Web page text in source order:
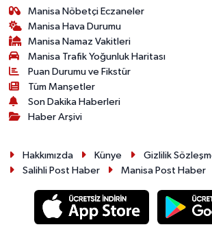
Manisa Nöbetçi Eczaneler
Manisa Hava Durumu
Manisa Namaz Vakitleri
Manisa Trafik Yoğunluk Haritası
Puan Durumu ve Fikstür
Tüm Manşetler
Son Dakika Haberleri
Haber Arşivi
Hakkımızda Künye Gizlilik
Salihli Post Haber
Manisa Post Haber